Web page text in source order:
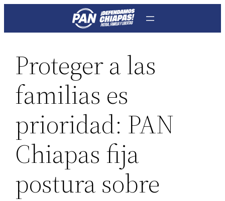
Proteger a las
familias es
prioridad: PAN
Chiapas fija
postura sobre